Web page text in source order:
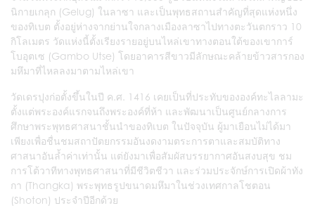
นิกายเกลุก (Gelug) ในลาซา และเป็นพุทธสถานสำคัญที่สุดแห่งหนึ่ง
ของทิเบต ตั้งอยู่ห่างจากย่านใจกลางเมืองลาซาไปทางตะวันตกราว 10
กิโลเมตร วัดแห่งนี้ตั้งเรียงรายอยู่บนไหล่เขาทางตอนใต้ของเขาการ์
โบอุตเซ (Gambo Utse) โดยอาคารสีขาวมีลักษณะคล้ายข้าวสารกอง
มหึมาที่ไหลลงมาตามไหล่เขา
วัดเดรปุงก่อตั้งขึ้นในปี ค.ศ. 1416 เคยเป็นที่ประทับขององค์ทะไลลามะ
ตั้งแต่พระองค์แรกจนถึงพระองค์ที่ห้า และพัฒนาเป็นศูนย์กลางการ
ศึกษาพระพุทธศาสนาชั้นนำของทิเบต ในปัจจุบัน ผู้มาเยือนไม่ได้มา
เพียงเพื่อชื่นชมสถาปัตยกรรมอันงดงามตระการตาและสมบัติทาง
ศาสนาอันล้ำค่าเท่านั้น แต่ยังมาเพื่อสัมผัสบรรยากาศอันสงบสุข ชม
การโต้วาทีทางพุทธศาสนาที่มีชีวิตชีวา และร่วมประจักษ์การเปิดผ้าทัง
กา (Thangka) พระพุทธรูปขนาดมหึมาในช่วงเทศกาลโชตอน
(Shoton) ประจำปีอีกด้วย